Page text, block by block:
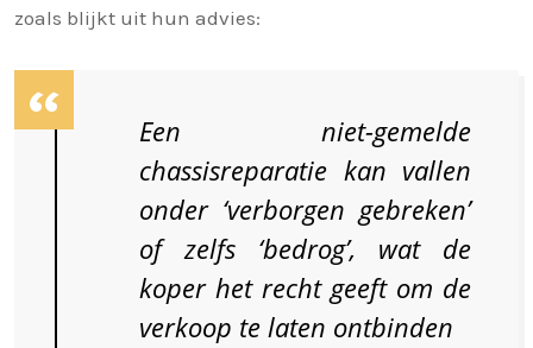
zoals blijkt uit hun advies:
Een niet-gemelde
chassisreparatie kan vallen
onder ‘verborgen gebreken’
of zelfs ‘bedrog’, wat de
koper het recht geeft om de
verkoop te laten ontbinden